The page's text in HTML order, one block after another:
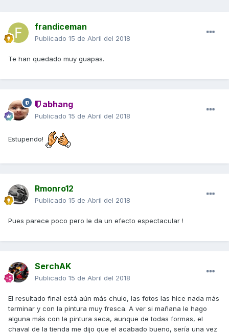
frandiceman
Publicado 15 de Abril del 2018
Te han quedado muy guapas.
abhang
Publicado 15 de Abril del 2018
Estupendo!
Rmonro12
Publicado 15 de Abril del 2018
Pues parece poco pero le da un efecto espectacular !
SerchAK
Publicado 15 de Abril del 2018
El resultado final está aún más chulo, las fotos las hice nada más
terminar y con la pintura muy fresca. A ver si mañana le hago
alguna más con la pintura seca, aunque de todas formas, el
chaval de la tienda me dijo que el acabado bueno, sería una vez